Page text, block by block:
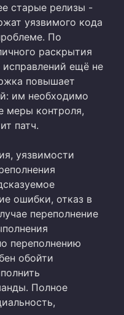
старые релизы -
уязвимого кода
По
раскрытия
ещё не
повышает
им необходимо
меры контроля,
патч.
уязвимости
ошибки, отказ в
переполнение
переполнению
обойти
Полное